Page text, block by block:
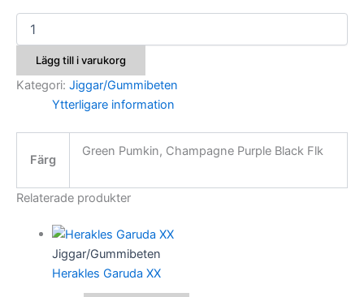
Herakles
Double
Claw
Lägg till i varukorg
Kategori: Jiggar/Gummibeten
Ytterligare information
Färg
Green Pumkin, Champagne Purple Black Flk
Relaterade produkter
Jiggar/Gummibeten
Herakles Garuda XX